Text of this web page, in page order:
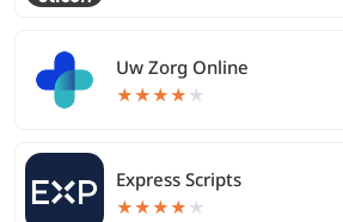
Uw Zorg Online
★★★★ ★
Express Scripts
★★★★ ★